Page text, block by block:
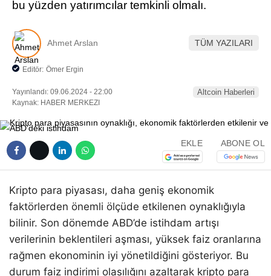
bu yüzden yatırımcılar temkinli olmalı.
Ahmet Arslan TÜM YAZILARI
Editör: Ömer Ergin
Yayınlandı: 09.06.2024 - 22:00
Kaynak: HABER MERKEZI
Altcoin Haberleri
EKLE ABONE OL
Kripto para piyasası, daha geniş ekonomik
faktörlerden önemli ölçüde etkilenen oynaklığıyla
bilinir. Son dönemde ABD’de istihdam artışı
verilerinin beklentileri aşması, yüksek faiz oranlarına
rağmen ekonominin iyi yönetildiğini gösteriyor. Bu
durum faiz indirimi olasılığını azaltarak kripto para